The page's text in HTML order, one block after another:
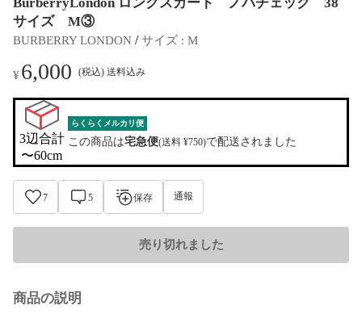
サイズ M③
BURBERRY LONDON / サイズ : M
¥6,000 (税込) 送料込み
3辺合計
〜60cm
らくらくメルカリ便
この商品は宅急便(送料 ¥750)で配送されました
7 5 保存 通報
売り切れました
商品の説明